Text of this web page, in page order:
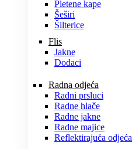
Pletene kape
Šeširi
Šilterice
Flis
Jakne
Dodaci
Radna odjeća
Radni prsluci
Radne hlače
Radne jakne
Radne majice
Reflektirajuća odjeća